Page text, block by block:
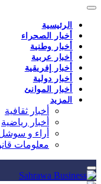
الرئيسية
أخبار الصحراء
أخبار وطنية
أخبار عربية
أخبار إفريقية
أخبار دولية
أخبار الموانئ
المزيد
أخبار ثقافية
أخبار رياضية
أراء و سوشل
معلومات